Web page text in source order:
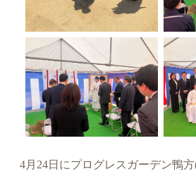
4月24日にプログレスガーデン鴨